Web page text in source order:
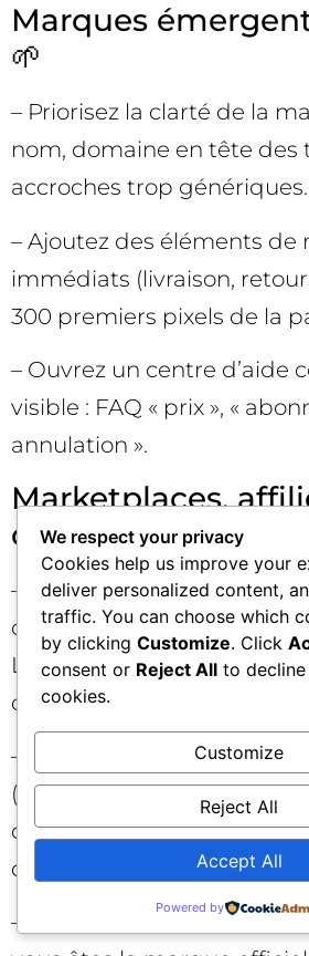
Marques
🌱
– Priorisez la clarté de la
nom, domaine en tête des
accroches trop génériques.
– Ajoutez des éléments de
immédiats (livraison,
300 premiers pixels de la
– Ouvrez un centre d’aide
visible : FAQ « prix », «
annulation ».
Marketplaces,
comparateurs 🔄
– Explicitez la relation avec
citées (partenariat,
L’ambiguïté est un risque
diffusion limitée.
– Sur la landing, clarifiez la
(comparaison impartiale,
d’offres, outils d’aide au
d’affiliation.
– Évitez les titres qui
We respect your privacy
Cookies help us improve your
deliver personalized content,
traffic. You can choose which
by clicking Customize. Click
consent or Reject All to
cookies.
Customize
Reject All
Accept All
Powered by